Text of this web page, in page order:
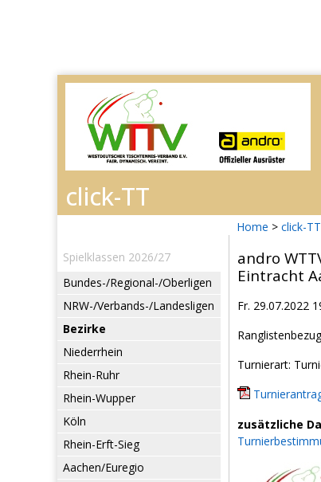
Home > click-TT
Spielklassen 2026/27
Bundes-/Regional-/Oberligen
NRW-/Verbands-/Landesligen
Bezirke
Niederrhein
Rhein-Ruhr
Rhein-Wupper
Köln
Rhein-Erft-Sieg
Aachen/Euregio
andro
Eintracht
Fr. 29.07.2022
Turnierart:
zusätzliche